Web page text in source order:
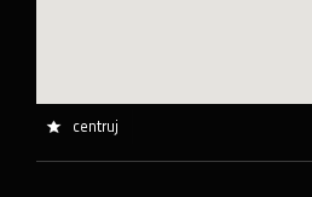
centruj